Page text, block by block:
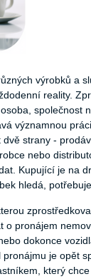
výrobků a
reality.
společnost
významnou
strany -
nebo
Kupující je na
hledá,
o pronájem
dokonce
je opět
který